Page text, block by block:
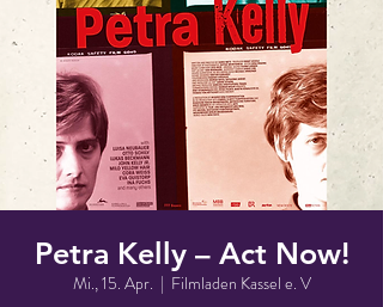
Petra Kelly – Act Now!
Mi., 15. Apr.
  |
Filmladen Kassel e. V